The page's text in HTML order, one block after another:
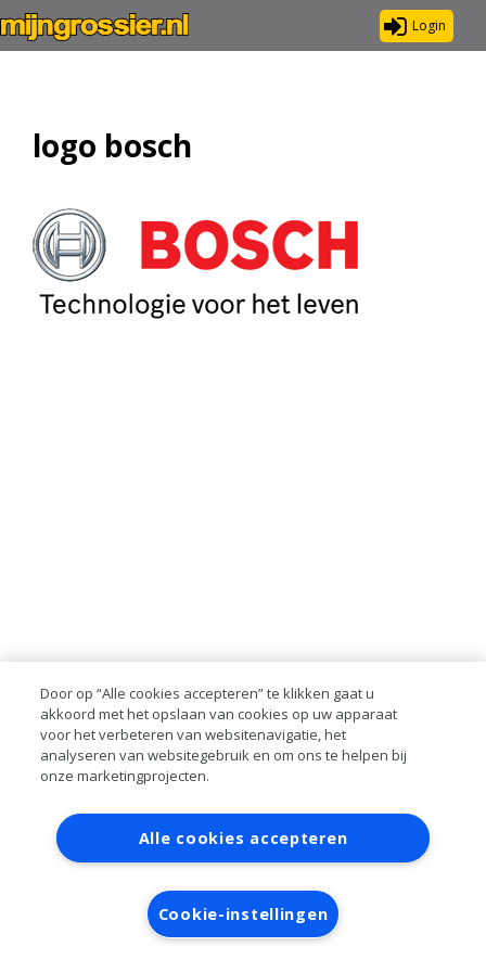
Login
logo bosch
Contact Account aanvragen
Inloggen
RAI bestanden
Privacy
Algemene
voorwaarden
Verwerkersovereenkomst
Door op “Alle cookies accepteren” te klikken gaat u
akkoord met het opslaan van cookies op uw apparaat
voor het verbeteren van websitenavigatie, het
analyseren van websitegebruik en om ons te helpen bij
onze marketingprojecten.
Alle cookies accepteren
Cookie-instellingen